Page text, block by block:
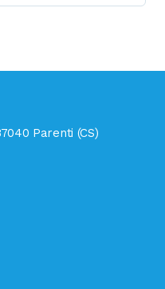
Parenti (CS)